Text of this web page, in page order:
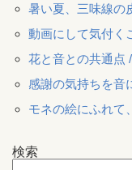
暑い夏、三味線の
動画にして気付く
花と音との共通点
感謝の気持ちを音
モネの絵にふれて
検索